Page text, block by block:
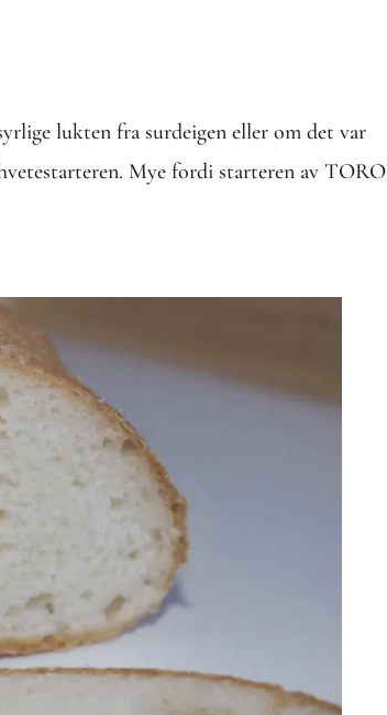
lukten fra surdeigen eller om det var
Mye fordi starteren av TORO